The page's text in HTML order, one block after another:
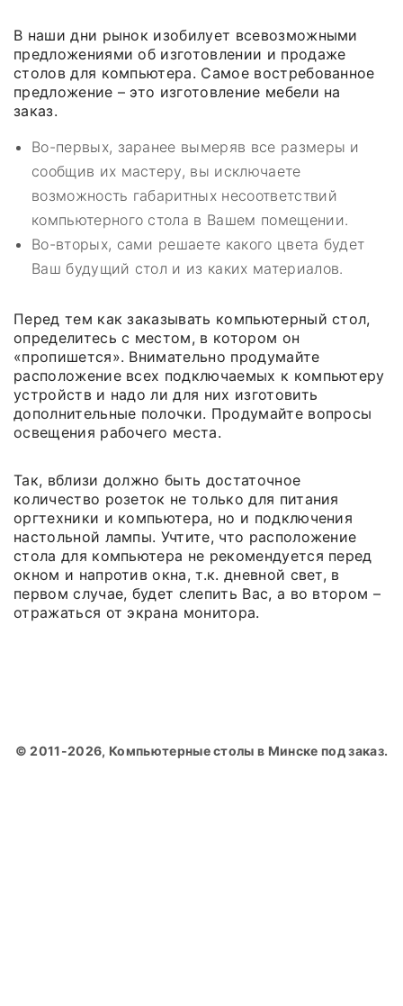
В наши дни рынок изобилует всевозможными
предложениями об изготовлении и продаже
столов для компьютера. Самое востребованное
предложение – это изготовление мебели на
заказ.
Во-первых, заранее вымеряв все размеры и
сообщив их мастеру, вы исключаете
возможность габаритных несоответствий
компьютерного стола в Вашем помещении.
Во-вторых, сами решаете какого цвета будет
Ваш будущий стол и из каких материалов.
Перед тем как заказывать компьютерный стол,
определитесь с местом, в котором он
«пропишется». Внимательно продумайте
расположение всех подключаемых к компьютеру
устройств и надо ли для них изготовить
дополнительные полочки. Продумайте вопросы
освещения рабочего места.
Так, вблизи должно быть достаточное
количество розеток не только для питания
оргтехники и компьютера, но и подключения
настольной лампы. Учтите, что расположение
стола для компьютера не рекомендуется перед
окном и напротив окна, т.к. дневной свет, в
первом случае, будет слепить Вас, а во втором –
отражаться от экрана монитора.
© 2011-2026, Компьютерные столы в Минске под заказ.